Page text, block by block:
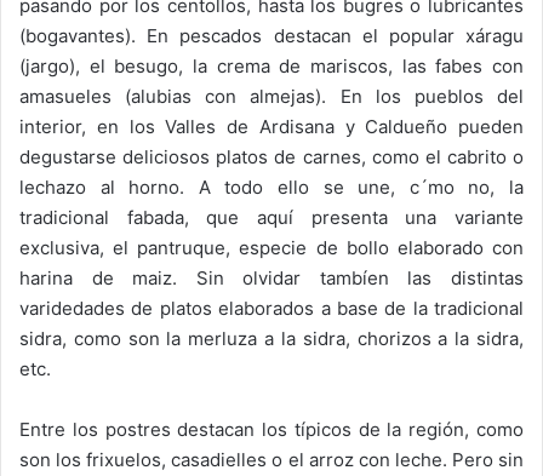
pasando por los centollos, hasta los bugres o lubricantes
(bogavantes). En pescados destacan el popular xáragu
(jargo), el besugo, la crema de mariscos, las fabes con
amasueles (alubias con almejas). En los pueblos del
interior, en los Valles de Ardisana y Caldueño pueden
degustarse deliciosos platos de carnes, como el cabrito o
lechazo al horno. A todo ello se une, c´mo no, la
tradicional fabada, que aquí presenta una variante
exclusiva, el pantruque, especie de bollo elaborado con
harina de maiz. Sin olvidar tambíen las distintas
varidedades de platos elaborados a base de la tradicional
sidra, como son la merluza a la sidra, chorizos a la sidra,
etc.
Entre los postres destacan los típicos de la región, como
son los frixuelos, casadielles o el arroz con leche. Pero sin